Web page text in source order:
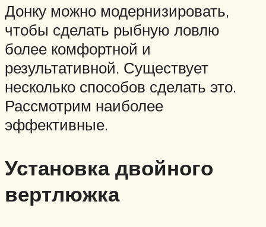
Донку можно модернизировать,
чтобы сделать рыбную ловлю
более комфортной и
результативной. Существует
несколько способов сделать это.
Рассмотрим наиболее
эффективные.
Установка двойного
вертлюжка